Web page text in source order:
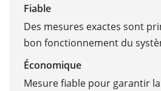
Fiable
Des mesures exactes sont
bon fonctionnement du
Économique
Mesure fiable pour garantir